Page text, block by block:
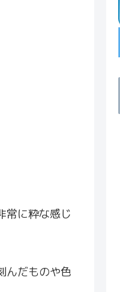
常に粋な感じ
んだものや色